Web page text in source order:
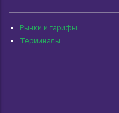
Рынки и тарифы
Терминалы